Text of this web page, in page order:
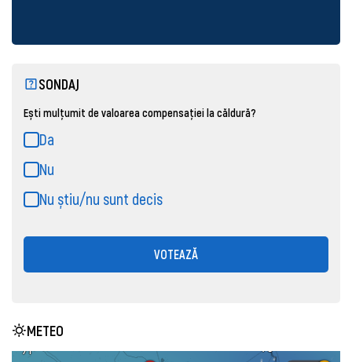
SONDAJ
Ești mulțumit de valoarea compensației la căldură?
Da
Nu
Nu știu/nu sunt decis
VOTEAZĂ
METEO